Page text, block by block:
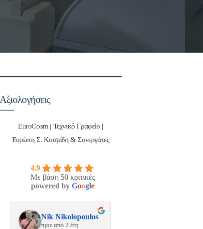
Αξιολογήσεις
EuroCosm | Τεχνικό Γραφείο |
Ευρώπη Σ. Κοσμίδη & Συνεργάτες
4.9
Με βάση 50 κριτικές
powered by Google
ManosBX
πριν από 2 έτη